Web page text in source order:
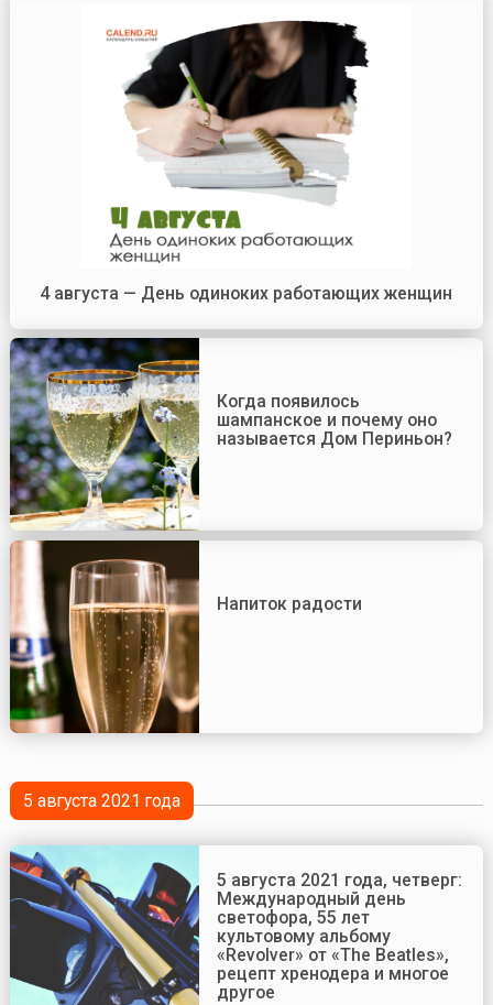
4 августа — День одиноких работающих женщин
Когда появилось
шампанское и почему оно
называется Дом Периньон?
Напиток радости
5 августа 2021 года
5 августа 2021 года, четверг:
Международный день
светофора, 55 лет
культовому альбому
«Revolver» от «The Beatles»,
рецепт хренодера и многое
другое